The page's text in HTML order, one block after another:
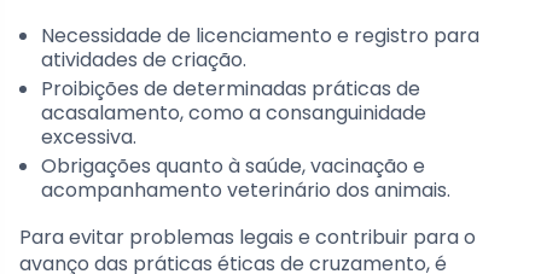
Necessidade de licenciamento e registro para
atividades de criação.
Proibições de determinadas práticas de
acasalamento, como a consanguinidade
excessiva.
Obrigações quanto à saúde, vacinação e
acompanhamento veterinário dos animais.
Para evitar problemas legais e contribuir para o
avanço das práticas éticas de cruzamento, é